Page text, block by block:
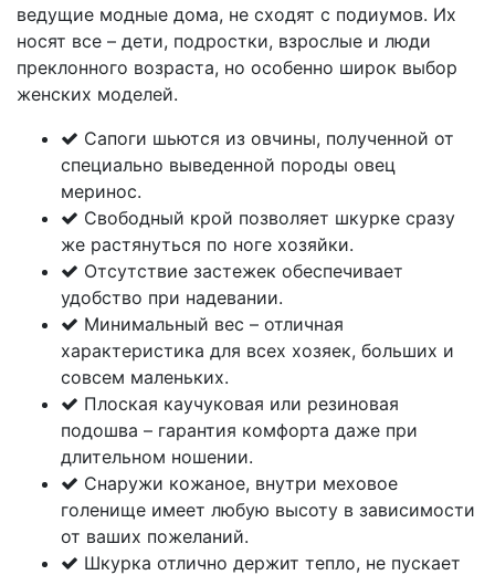
ведущие модные дома, не сходят с подиумов. Их
носят все – дети, подростки, взрослые и люди
преклонного возраста, но особенно широк выбор
женских моделей.
Сапоги шьются из овчины, полученной от
специально выведенной породы овец
меринос.
Свободный крой позволяет шкурке сразу
же растянуться по ноге хозяйки.
Отсутствие застежек обеспечивает
удобство при надевании.
Минимальный вес – отличная
характеристика для всех хозяек, больших и
совсем маленьких.
Плоская каучуковая или резиновая
подошва – гарантия комфорта даже при
длительном ношении.
Снаружи кожаное, внутри меховое
голенище имеет любую высоту в зависимости
от ваших пожеланий.
Шкурка отлично держит тепло, не пускает